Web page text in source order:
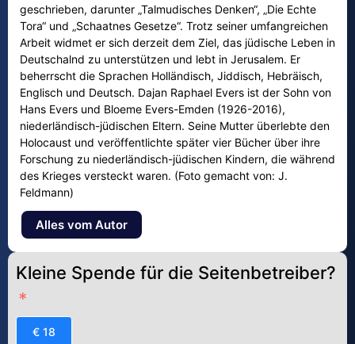
geschrieben, darunter „Talmudisches Denken“, „Die Echte
Tora“ und „Schaatnes Gesetze“. Trotz seiner umfangreichen
Arbeit widmet er sich derzeit dem Ziel, das jüdische Leben in
Deutschalnd zu unterstützen und lebt in Jerusalem. Er
beherrscht die Sprachen Holländisch, Jiddisch, Hebräisch,
Englisch und Deutsch. Dajan Raphael Evers ist der Sohn von
Hans Evers und Bloeme Evers-Emden (1926-2016),
niederländisch-jüdischen Eltern. Seine Mutter überlebte den
Holocaust und veröffentlichte später vier Bücher über ihre
Forschung zu niederländisch-jüdischen Kindern, die während
des Krieges versteckt waren. (Foto gemacht von: J.
Feldmann)
Alles vom Autor
Kleine Spende für die Seitenbetreiber?
€ 18